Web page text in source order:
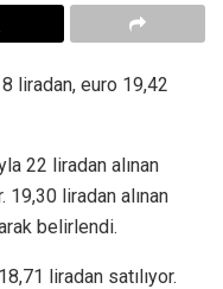
liradan, euro 19,42
22 liradan alınan
19,30 liradan alınan
belirlendi.
liradan satılıyor.